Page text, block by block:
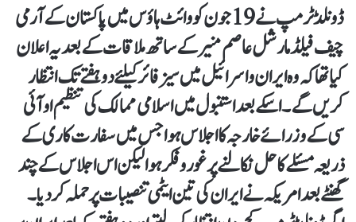
ڈونلڈ ٹرمپ نے 19 جون کو وائٹ ہاؤس میں پاکستان کے آرمی
چیف فیلڈ مارشل عاصم منیر کے ساتھ ملاقات کے بعد یہ اعلان
کیا تھا کہ وہ ایران و اسرائیل میں سیز فائر کیلئے دو ہفتے تک انتظار
کریں گے۔ اسکے بعد استنبول میں اسلامی ممالک کی تنظیم او آئی
سی کے وزرائے خارجہ کا اجلاس ہوا جس میں سفارت کاری کے
ذریعہ مسئلے کا حل نکالنے پر غور و فکر ہوا لیکن اس اجلاس کے چند
گھنٹے بعد امریکہ نے ایران کی تین ایٹمی تنصیبات پر حملہ کر دیا۔